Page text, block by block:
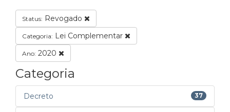
Status: Revogado
Categoria: Lei Complementar
Ano: 2020
Categoria
Decreto 37